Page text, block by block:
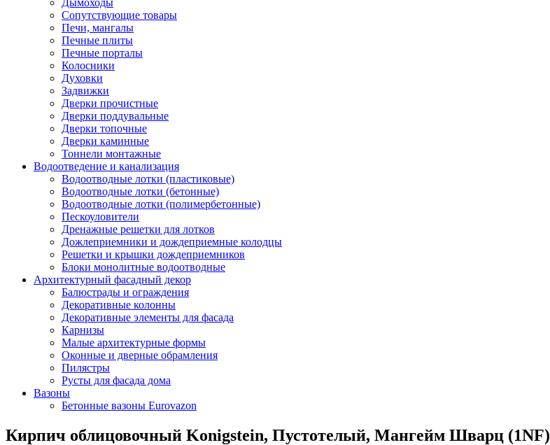
Дымоходы
Сопутствующие товары
Печи, мангалы
Печные плиты
Печные порталы
Колосники
Духовки
Задвижки
Дверки прочистные
Дверки поддувальные
Дверки топочные
Дверки каминные
Тоннели монтажные
Водоотведение и канализация
Водоотводные лотки (пластиковые)
Водоотводные лотки (бетонные)
Водоотводные лотки (полимербетонные)
Пескоуловители
Дренажные решетки для лотков
Дожлеприемники и дождеприемные колодцы
Решетки и крышки дождеприемников
Блоки монолитные водоотводные
Архитектурный фасадный декор
Балюстрады и ограждения
Декоративные колонны
Декоративные элементы для фасада
Карнизы
Малые архитектурные формы
Оконные и дверные обрамления
Пилястры
Русты для фасада дома
Вазоны
Бетонные вазоны Eurovazon
Кирпич облицовочный Konigstein, Пустотелый, Мангейм Шварц (1NF)